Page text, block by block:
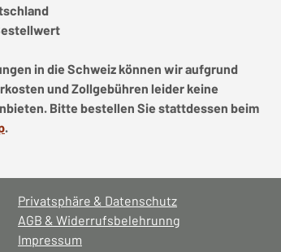
in die Schweiz können wir aufgrund
und Zollgebühren leider keine
Bitte bestellen Sie stattdessen beim
.
Privatsphäre & Datenschutz
AGB & Widerrufsbelehrunng
Impressum